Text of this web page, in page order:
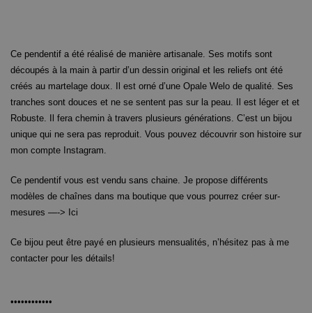
Ce pendentif a été réalisé de manière artisanale. Ses motifs sont
découpés à la main à partir d’un dessin original et les reliefs ont été
créés au martelage doux. Il est orné d’une Opale Welo de qualité. Ses
tranches sont douces et ne se sentent pas sur la peau. Il est léger et et
Robuste. Il fera chemin à travers plusieurs générations. C’est un bijou
unique qui ne sera pas reproduit. Vous pouvez découvrir son histoire sur
mon compte Instagram.
Ce pendentif vous est vendu sans chaine. Je propose différents
modèles de chaînes dans ma boutique que vous pourrez créer sur-
mesures —-> Ici
Ce bijou peut être payé en plusieurs mensualités, n’hésitez pas à me
contacter pour les détails!
••••••••••••